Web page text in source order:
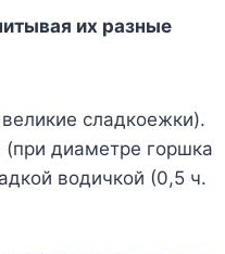
их разные
сладкоежки).
диаметре горшка
водичкой (0,5 ч.